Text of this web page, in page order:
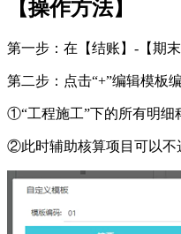
【操作方法】
第一步：在【结账】-【期
第二步：点击“+”编辑模板
①“工程施工”下的所有明细
②此时辅助核算项目可以不